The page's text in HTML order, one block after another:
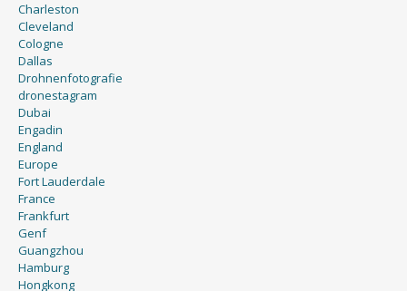
Charleston
Cleveland
Cologne
Dallas
Drohnenfotografie
dronestagram
Dubai
Engadin
England
Europe
Fort Lauderdale
France
Frankfurt
Genf
Guangzhou
Hamburg
Hongkong